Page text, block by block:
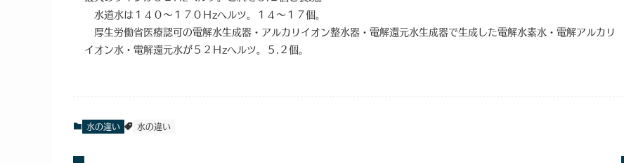
水道水は１４０～１７０Ｈzヘルツ。１４～１７個。
厚生労働省医療認可の電解水生成器・アルカリイオン整水器・電解還元水生成器で生成した電解水素水・電解アルカリ
イオン水・電解還元水が５２Ｈzヘルツ。５.２個。
水の違い 水の違い